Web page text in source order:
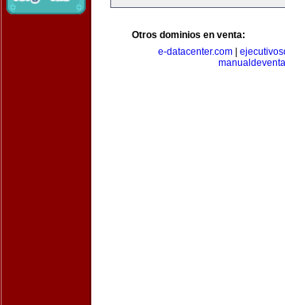
Otros dominios en venta:
e-datacenter.com|